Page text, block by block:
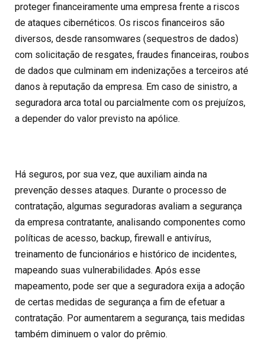
proteger financeiramente uma empresa frente a riscos
de ataques cibernéticos. Os riscos financeiros são
diversos, desde ransomwares (sequestros de dados)
com solicitação de resgates, fraudes financeiras, roubos
de dados que culminam em indenizações a terceiros até
danos à reputação da empresa. Em caso de sinistro, a
seguradora arca total ou parcialmente com os prejuízos,
a depender do valor previsto na apólice.
Há seguros, por sua vez, que auxiliam ainda na
prevenção desses ataques. Durante o processo de
contratação, algumas seguradoras avaliam a segurança
da empresa contratante, analisando componentes como
políticas de acesso, backup, firewall e antivírus,
treinamento de funcionários e histórico de incidentes,
mapeando suas vulnerabilidades. Após esse
mapeamento, pode ser que a seguradora exija a adoção
de certas medidas de segurança a fim de efetuar a
contratação. Por aumentarem a segurança, tais medidas
também diminuem o valor do prêmio.